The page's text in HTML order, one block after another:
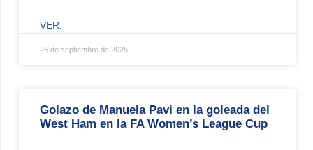
VER.
25 de septiembre de 2025
Golazo de Manuela Pavi en la goleada del
West Ham en la FA Women’s League Cup